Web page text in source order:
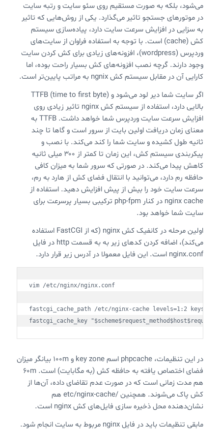
می‌شود، بلکه به صورت مستقیم روی سئو سایت و رتبه سایت
در موتورهای جستجو تاثیر می‌گذارد. یکی از روش‌هایی که تاثیر
به سزایی در افزایش سرعت سایت دارد، پیاده‌سازی سیستم
کش (cache) است. با توجه به استفاده فراوان از سایت‌های
وردپرس (wordpress)، افزونه‌های زیادی برای کش کردن سایت
وجود دارند. گرچه نصب افزونه‌های کش بسیار راحت بوده، اما
کارایی آن در مقابل سیستم کش ngnix به مراتب پایین‌تر است.
اگر سایت شما دیر لود می‌شود و TTFB (time to first byte)
بالایی دارد، استفاده از سیستم کش nginx تاثیر زیادی روی
افزایش سرعت سایت وردپرس شما خواهد داشت. TTFB به
معنای زمان دریافت اولین بایت از سرور است و گاها تا چند
ثانیه طول کشیده و سایت شما را کند می‌کند. با نصب و
پیکربندی سیستم کش، این زمان تا کمتر از ۳۰۰ میلی ثانیه
کاهش پیدا می‌کند. در صورتی که سرور شما به میزان کافی
حافظه رم دارد، می‌توانید با انتقال فضای کش از هارد به رم،‌
سرعت سایت خود را بیش از پیش افزایش دهید. استفاده از
nginx cache در کنار php-fpm ترکیبی بسیار پرسرعت برای
سایت شما خواهد بود.
اولین مرحله در کانفیک کش nginx (که از FastCGI استفاده
می‌کند)‌، اضافه کردن کدهای زیر به به قسمت http در فایل
nginx.conf است. این فایل معمولا در آدرس زیر قرار دارد.
vim /etc/nginx/nginx.conf
fastcgi_cache_path /etc/nginx-cache levels=1:2
fastcgi_cache_key
در این تنظیمات، phpcache اسم key zone و 100m بیانگر میزان
فضای اختصاص یافته به حافظه کش (به مگابایت) است. 60m
هم مدت زمانی است که در صورت عدم تقاضای داده، آن‌ها از
کش پاک می‌شوند. همچنین /etc/nginx-cache هم
نشان‌دهنده محل ذخیره سازی فایل‌های کش nginx است.
مابقی تنظیمات باید در فایل nginx مربوط به سایت انجام شود.‍